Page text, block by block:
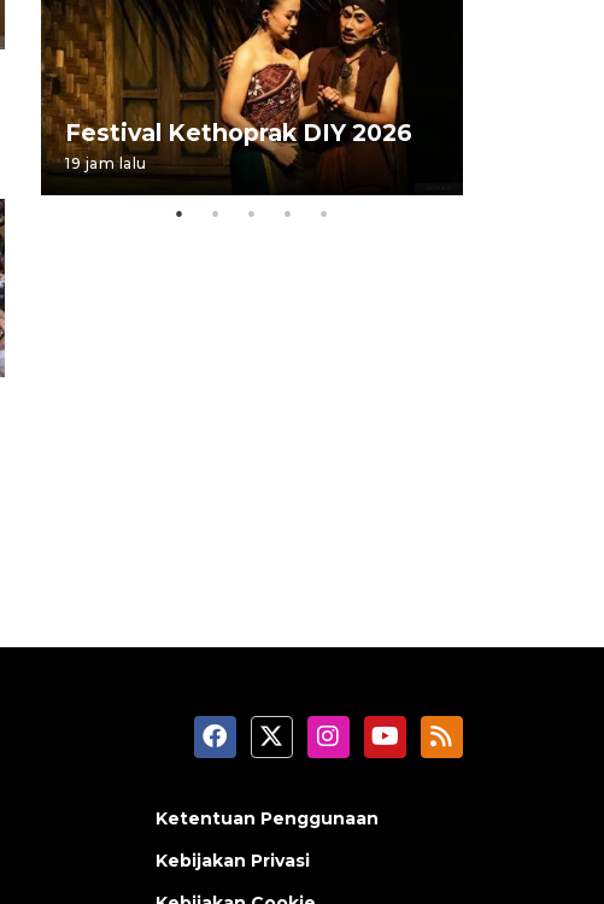
Festival Kethoprak DIY 2026
19 jam lalu
Ketentuan Penggunaan
Kebijakan Privasi